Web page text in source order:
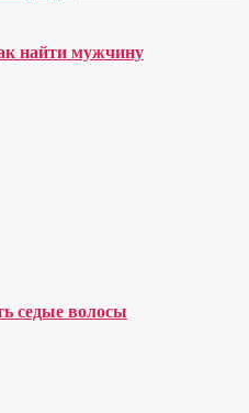
найти мужчину
седые волосы